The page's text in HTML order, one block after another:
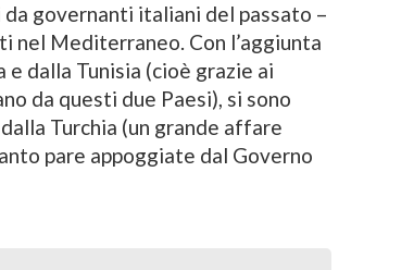
governanti italiani del passato –
nel Mediterraneo. Con l’aggiunta
e dalla Tunisia (cioè grazie ai
da questi due Paesi), si sono
Turchia (un grande affare
pare appoggiate dal Governo